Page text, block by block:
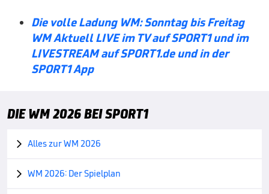
Die volle Ladung WM: Sonntag bis Freitag
WM Aktuell LIVE im TV auf SPORT1 und im
LIVESTREAM auf SPORT1.de und in der
SPORT1 App
DIE WM 2026 BEI SPORT1
 Alles zur WM 2026
 WM 2026: Der Spielplan